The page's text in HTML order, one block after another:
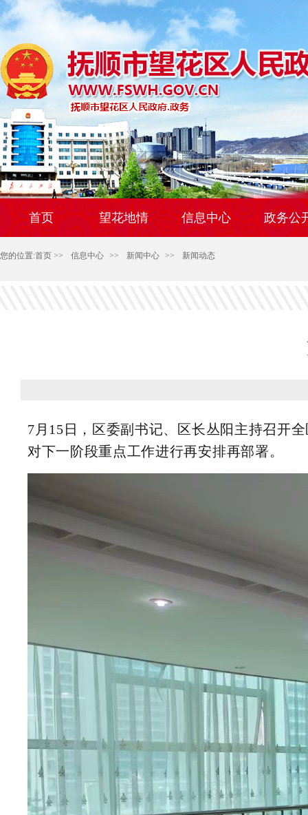
首页 望花地情 信息中心 政务公
您的位置:首页 >> 信息中心 >> 新闻中心 >> 新闻动态
7月15日，区委副书记、区长丛阳主持召开
对下一阶段重点工作进行再安排再部署。